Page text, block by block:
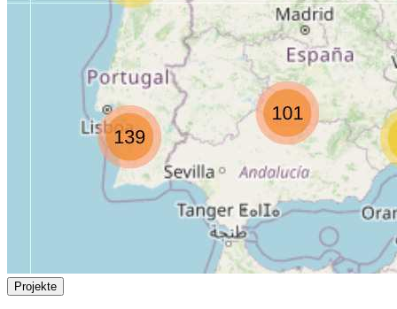
Projekte